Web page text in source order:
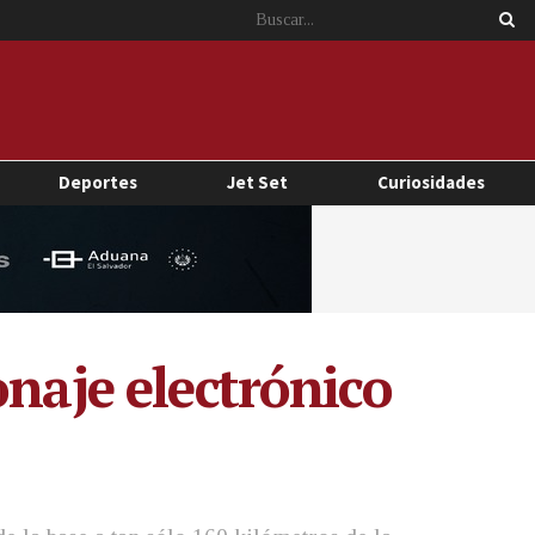
Deportes Jet Set Curiosidades
electrónico